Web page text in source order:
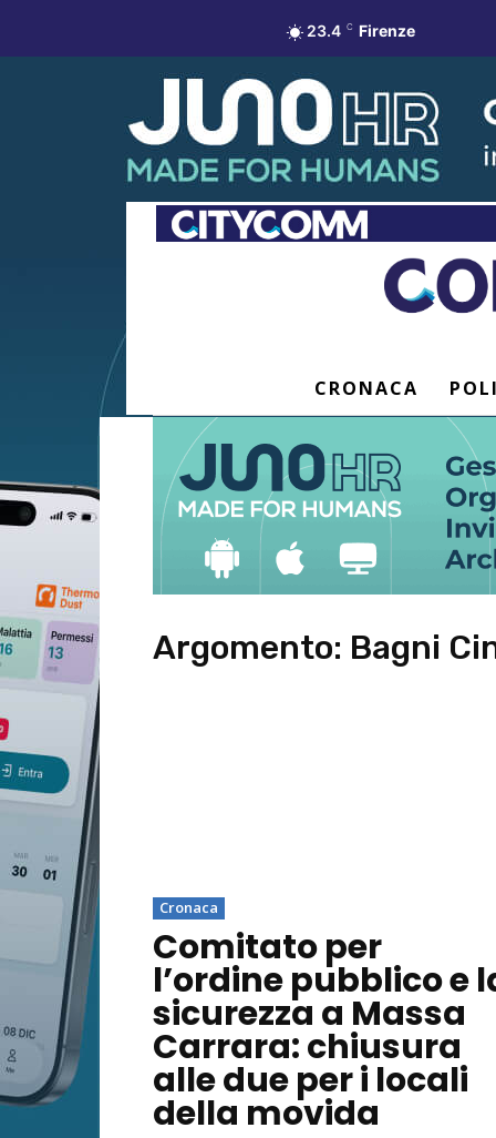
23.4 C Firenze
CRONACA
Argomento: Bagni
Cronaca
Comitato per
l’ordine pubblico e
sicurezza a Massa
Carrara: chiusura
alle due per i locali
della movida